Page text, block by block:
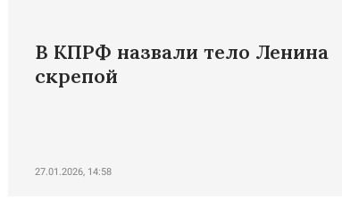
В КПРФ назвали тело Ленина
скрепой
27.01.2026, 14:58